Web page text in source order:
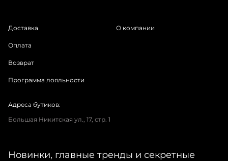
Доставка
Оплата
Возврат
Программа лояльности
О компании
Адреса бутиков:
Большая Никитская ул., 17, стр. 1
Новинки, главные тренды и секретные